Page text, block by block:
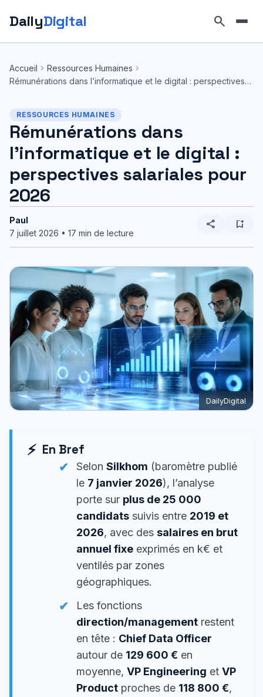
DailyDigital search
contenu
Accueil chevron_right Ressources Humaines chevron_right
Rémunérations dans l’informatique et le digital : perspectives…
RESSOURCES HUMAINES
Rémunérations dans
l’informatique et le digital :
perspectives salariales pour
2026
Paul
7 juillet 2026 • 17 min de lecture
share bookmark_add
DailyDigital
En Bref
Selon Silkhom (baromètre publié
le 7 janvier 2026), l’analyse
porte sur plus de 25 000
candidats suivis entre 2019 et
2026, avec des salaires en brut
annuel fixe exprimés en k€ et
ventilés par zones
géographiques.
Les fonctions
direction/management restent
en tête : Chief Data Officer
autour de 129 600 € en
moyenne, VP Engineering et VP
Product proches de 118 800 €,